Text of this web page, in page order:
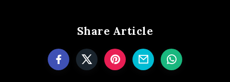
Share Article